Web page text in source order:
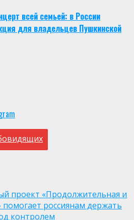
всей семьей: в России
для владельцев Пушкинской
проект «Продолжительная и
россиянам держать
контролем